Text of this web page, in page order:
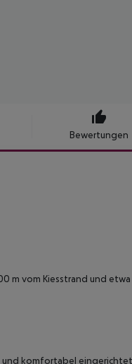
Bewertungen
m vom Kiesstrand und
und komfortabel